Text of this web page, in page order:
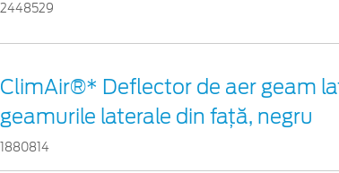
2448529
ClimAir®* Deflector de aer geam
geamurile laterale din faţă, negru
1880814